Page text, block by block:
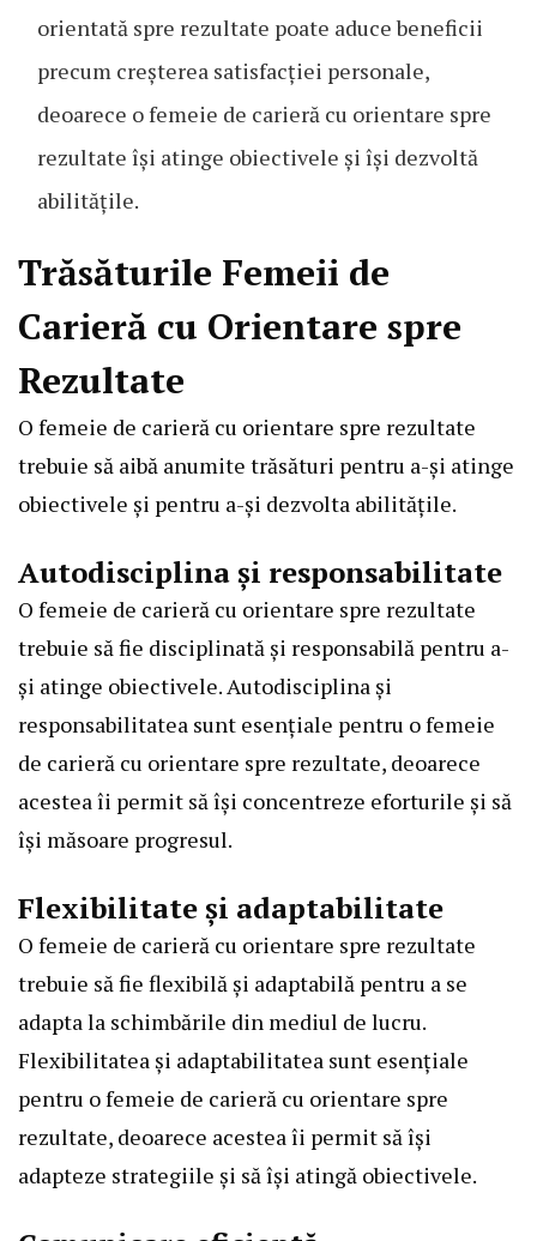
orientată spre rezultate poate aduce beneficii
precum creșterea satisfacției personale,
deoarece o femeie de carieră cu orientare spre
rezultate își atinge obiectivele și își dezvoltă
abilitățile.
Trăsăturile Femeii de
Carieră cu Orientare spre
Rezultate
O femeie de carieră cu orientare spre rezultate
trebuie să aibă anumite trăsături pentru a-și atinge
obiectivele și pentru a-și dezvolta abilitățile.
Autodisciplina și responsabilitate
O femeie de carieră cu orientare spre rezultate
trebuie să fie disciplinată și responsabilă pentru a-
și atinge obiectivele. Autodisciplina și
responsabilitatea sunt esențiale pentru o femeie
de carieră cu orientare spre rezultate, deoarece
acestea îi permit să își concentreze eforturile și să
își măsoare progresul.
Flexibilitate și adaptabilitate
O femeie de carieră cu orientare spre rezultate
trebuie să fie flexibilă și adaptabilă pentru a se
adapta la schimbările din mediul de lucru.
Flexibilitatea și adaptabilitatea sunt esențiale
pentru o femeie de carieră cu orientare spre
rezultate, deoarece acestea îi permit să își
adapteze strategiile și să își atingă obiectivele.